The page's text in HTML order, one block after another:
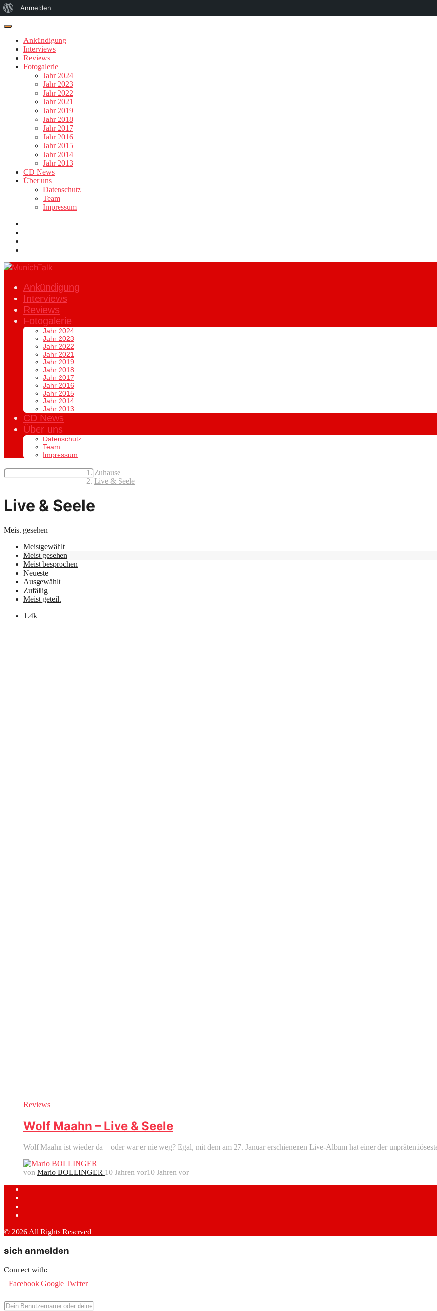
Über
Anmelden
Ankündigung
Interviews
Reviews
Fotogalerie
Jahr 2024
Jahr 2023
Jahr 2022
Jahr 2021
Jahr 2019
Jahr 2018
Jahr 2017
Jahr 2016
Jahr 2015
Jahr 2014
Jahr 2013
CD News
Über uns
Datenschutz
Team
Impressum
Ankündigung
Interviews
Reviews
Fotogalerie
Jahr 2024
Jahr 2023
Jahr 2022
Jahr 2021
Jahr 2019
Jahr 2018
Jahr 2017
Jahr 2016
Jahr 2015
Jahr 2014
Jahr 2013
CD News
Über uns
Datenschutz
Team
Impressum
Zuhause
Live & Seele
Live & Seele
Meist gesehen
Meistgewählt
Meist gesehen
Meist besprochen
Neueste
Ausgewählt
Zufällig
Meist geteilt
1.4k
Reviews
Wolf Maahn – Live & Seele
Wolf Maahn ist wieder da – oder war er nie weg? Egal, mit dem am 27. Januar erschienenen Live-Album hat einer der
von Mario BOLLINGER 10 Jahren vor10 Jahren vor
© 2026 All Rights Reserved
sich anmelden
Connect with:
Facebook Google Twitter